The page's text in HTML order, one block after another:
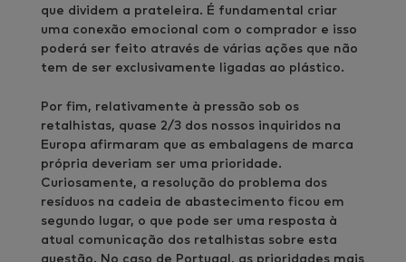
que dividem a prateleira. É fundamental criar
uma conexão emocional com o comprador e isso
poderá ser feito através de várias ações que não
tem de ser exclusivamente ligadas ao plástico.
Por fim, relativamente à pressão sob os
retalhistas, quase 2/3 dos nossos inquiridos na
Europa afirmaram que as embalagens de marca
própria deveriam ser uma prioridade.
Curiosamente, a resolução do problema dos
resíduos na cadeia de abastecimento ficou em
segundo lugar, o que pode ser uma resposta à
atual comunicação dos retalhistas sobre esta
questão. No caso de Portugal, as prioridades mais